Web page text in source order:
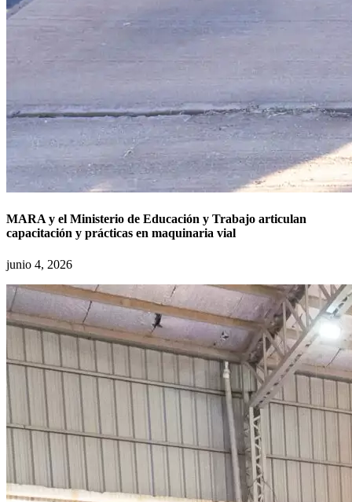
MARA y el Ministerio de Educación y Trabajo articulan
capacitación y prácticas en maquinaria vial
junio 4, 2026